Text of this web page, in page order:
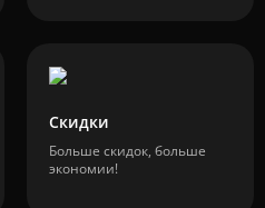
Скидки
Больше скидок, больше
экономии!